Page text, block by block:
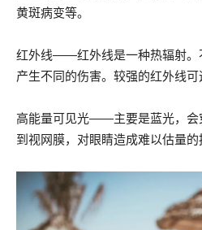
黄斑病变等。
红外线——红外线是一种热辐射。
产生不同的伤害。较强的红外线可
高能量可见光——主要是蓝光，会
到视网膜，对眼睛造成难以估量的